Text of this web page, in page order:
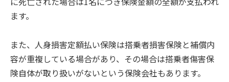
ます。
また、人身損害定額払い保険は搭乗者損害保険と補償内
容が重複している場合があり、その場合は搭乗者傷害保
険自体が取り扱いがないという保険会社もあります。